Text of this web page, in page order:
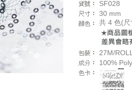
SF028
30 mm
共 4 色(
27M/ROLL
100%